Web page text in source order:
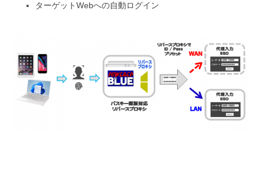
ターゲットWebへの自動ログイン